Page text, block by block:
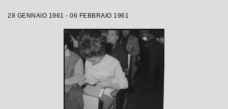
28 GENNAIO 1961 - 06 FEBBRAIO 1961